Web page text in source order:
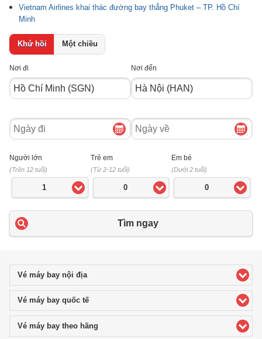
Vietnam Airlines khai thác đường bay thẳng Phuket – TP. Hồ Chí
Minh
Khứ hồi Một chiều
Nơi đi Nơi đến
Ngày
đi
Ngày
về
Người lớn
(Trên 12 tuổi)
1
Trẻ em
(Từ 2-12 tuổi)
0
Em bé
(Dưới 2 tuổi)
0
Tìm ngay
Vé máy bay nội địaclick to expand contents
Vé máy bay quốc tếclick to expand contents
Vé máy bay theo hãng